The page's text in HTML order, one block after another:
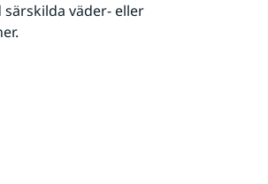
särskilda väder- eller